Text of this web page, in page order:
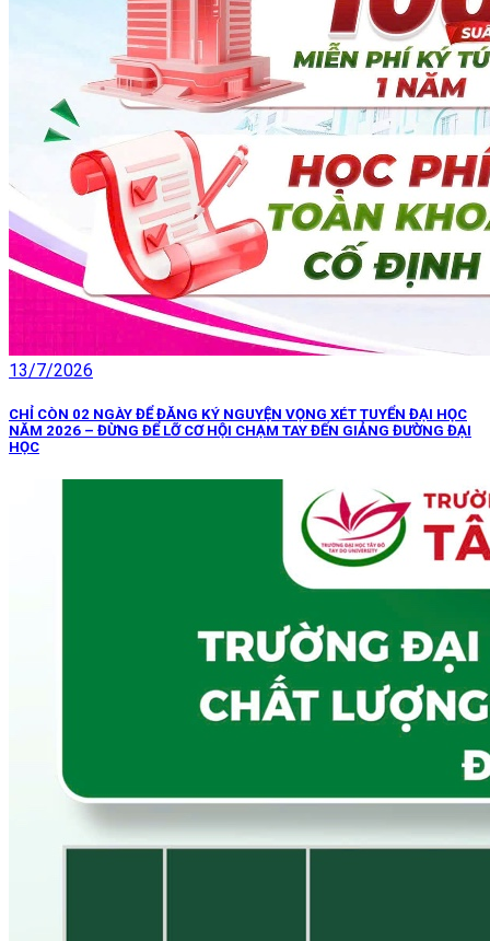
13/7/2026
CHỈ CÒN 02 NGÀY ĐỂ ĐĂNG KÝ NGUYỆN VỌNG XÉT TUYỂN ĐẠI HỌC
NĂM 2026 – ĐỪNG ĐỂ LỠ CƠ HỘI CHẠM TAY ĐẾN GIẢNG ĐƯỜNG ĐẠI
HỌC